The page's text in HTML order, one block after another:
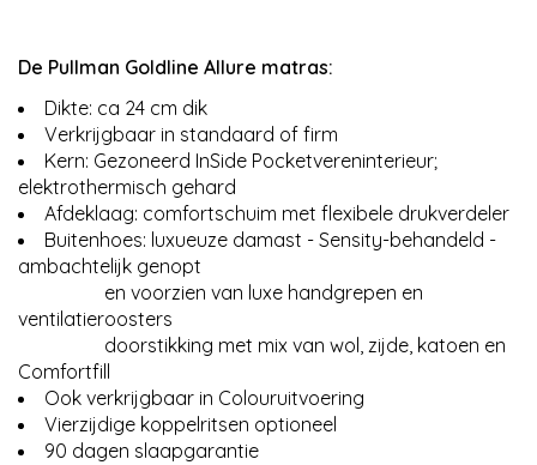
De Pullman Goldline Allure matras:
Dikte: ca 24 cm dik
Verkrijgbaar in standaard of firm
Kern: Gezoneerd InSide Pocketvereninterieur;
elektrothermisch gehard
Afdeklaag: comfortschuim met flexibele drukverdeler
Buitenhoes: luxueuze damast - Sensity-behandeld -
ambachtelijk genopt
en voorzien van luxe handgrepen en
ventilatieroosters
doorstikking met mix van wol, zijde, katoen en
Comfortfill
Ook verkrijgbaar in Colouruitvoering
Vierzijdige koppelritsen optioneel
90 dagen slaapgarantie